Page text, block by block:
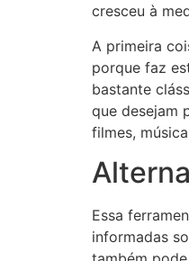
cresceu à
A primeira
porque faz
bastante
que desejam
filmes,
Essa
informadas